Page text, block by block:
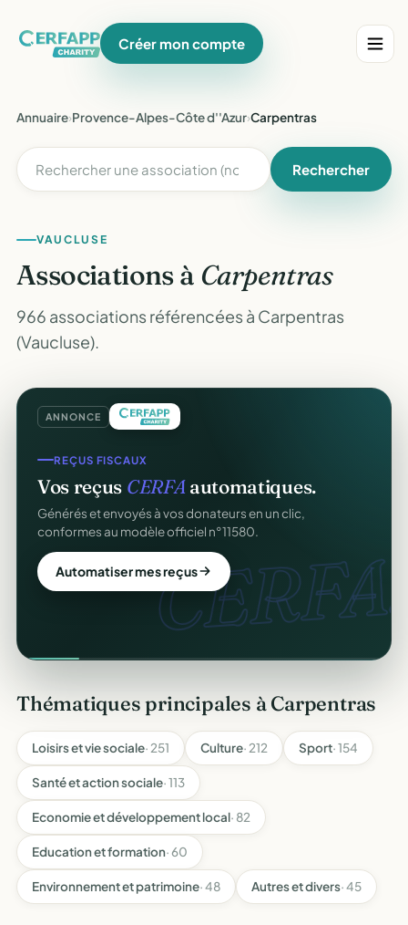
Créer mon compte
Annuaire›Provence-Alpes-Côte d''Azur›Carpentras
Rechercher
VAUCLUSE
Associations à Carpentras
966 associations référencées à Carpentras
(Vaucluse).
ANNONCE
CERFA.
REÇUS FISCAUX
Vos reçus CERFAautomatiques.
Générés et envoyés à vos donateurs en un clic,
conformes au modèle officiel n°11580.
Automatiser mes reçus
Thématiques principales à Carpentras
Loisirs et vie sociale· 251 Culture· 212 Sport· 154
Santé et action sociale· 113
Economie et développement local· 82
Education et formation· 60
Environnement et patrimoine· 48 Autres et divers· 45